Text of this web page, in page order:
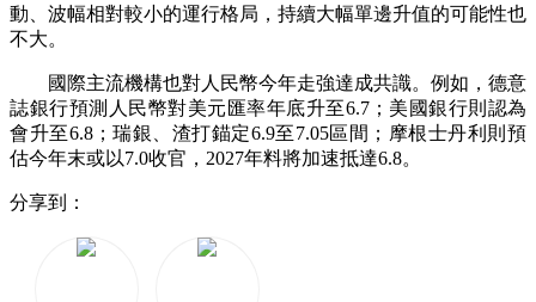
動、波幅相對較小的運行格局，持續大幅單邊升值的可能性也
不大。
國際主流機構也對人民幣今年走強達成共識。例如，德意
誌銀行預測人民幣對美元匯率年底升至6.7；美國銀行則認為
會升至6.8；瑞銀、渣打錨定6.9至7.05區間；摩根士丹利則預
估今年末或以7.0收官，2027年料將加速抵達6.8。
分享到：